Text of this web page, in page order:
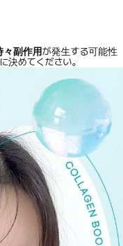
々副作用が発生する可能性
決めてください。